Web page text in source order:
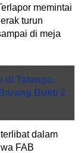
memintai
turun
di meja
di Talango,
Bukti 2
dalam
FAB